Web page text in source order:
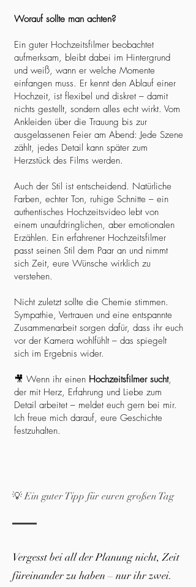
Worauf sollte man achten?
Ein guter Hochzeitsfilmer beobachtet
aufmerksam, bleibt dabei im Hintergrund
und weiß, wann er welche Momente
einfangen muss. Er kennt den Ablauf einer
Hochzeit, ist flexibel und diskret – damit
nichts gestellt, sondern alles echt wirkt. Vom
Ankleiden über die Trauung bis zur
ausgelassenen Feier am Abend: Jede Szene
zählt, jedes Detail kann später zum
Herzstück des Films werden.
Auch der Stil ist entscheidend. Natürliche
Farben, echter Ton, ruhige Schnitte – ein
authentisches Hochzeitsvideo lebt von
einem unaufdringlichen, aber emotionalen
Erzählen. Ein erfahrener Hochzeitsfilmer
passt seinen Stil dem Paar an und nimmt
sich Zeit, eure Wünsche wirklich zu
verstehen.
Nicht zuletzt sollte die Chemie stimmen.
Sympathie, Vertrauen und eine entspannte
Zusammenarbeit sorgen dafür, dass ihr euch
vor der Kamera wohlfühlt – das spiegelt
sich im Ergebnis wider.
🎥 Wenn ihr einen Hochzeitsfilmer sucht,
der mit Herz, Erfahrung und Liebe zum
Detail arbeitet – meldet euch gern bei mir.
Ich freue mich darauf, eure Geschichte
festzuhalten.
💡 Ein guter Tipp für euren großen Tag
Vergesst bei all der Planung nicht, Zeit
füreinander zu haben – nur ihr zwei.